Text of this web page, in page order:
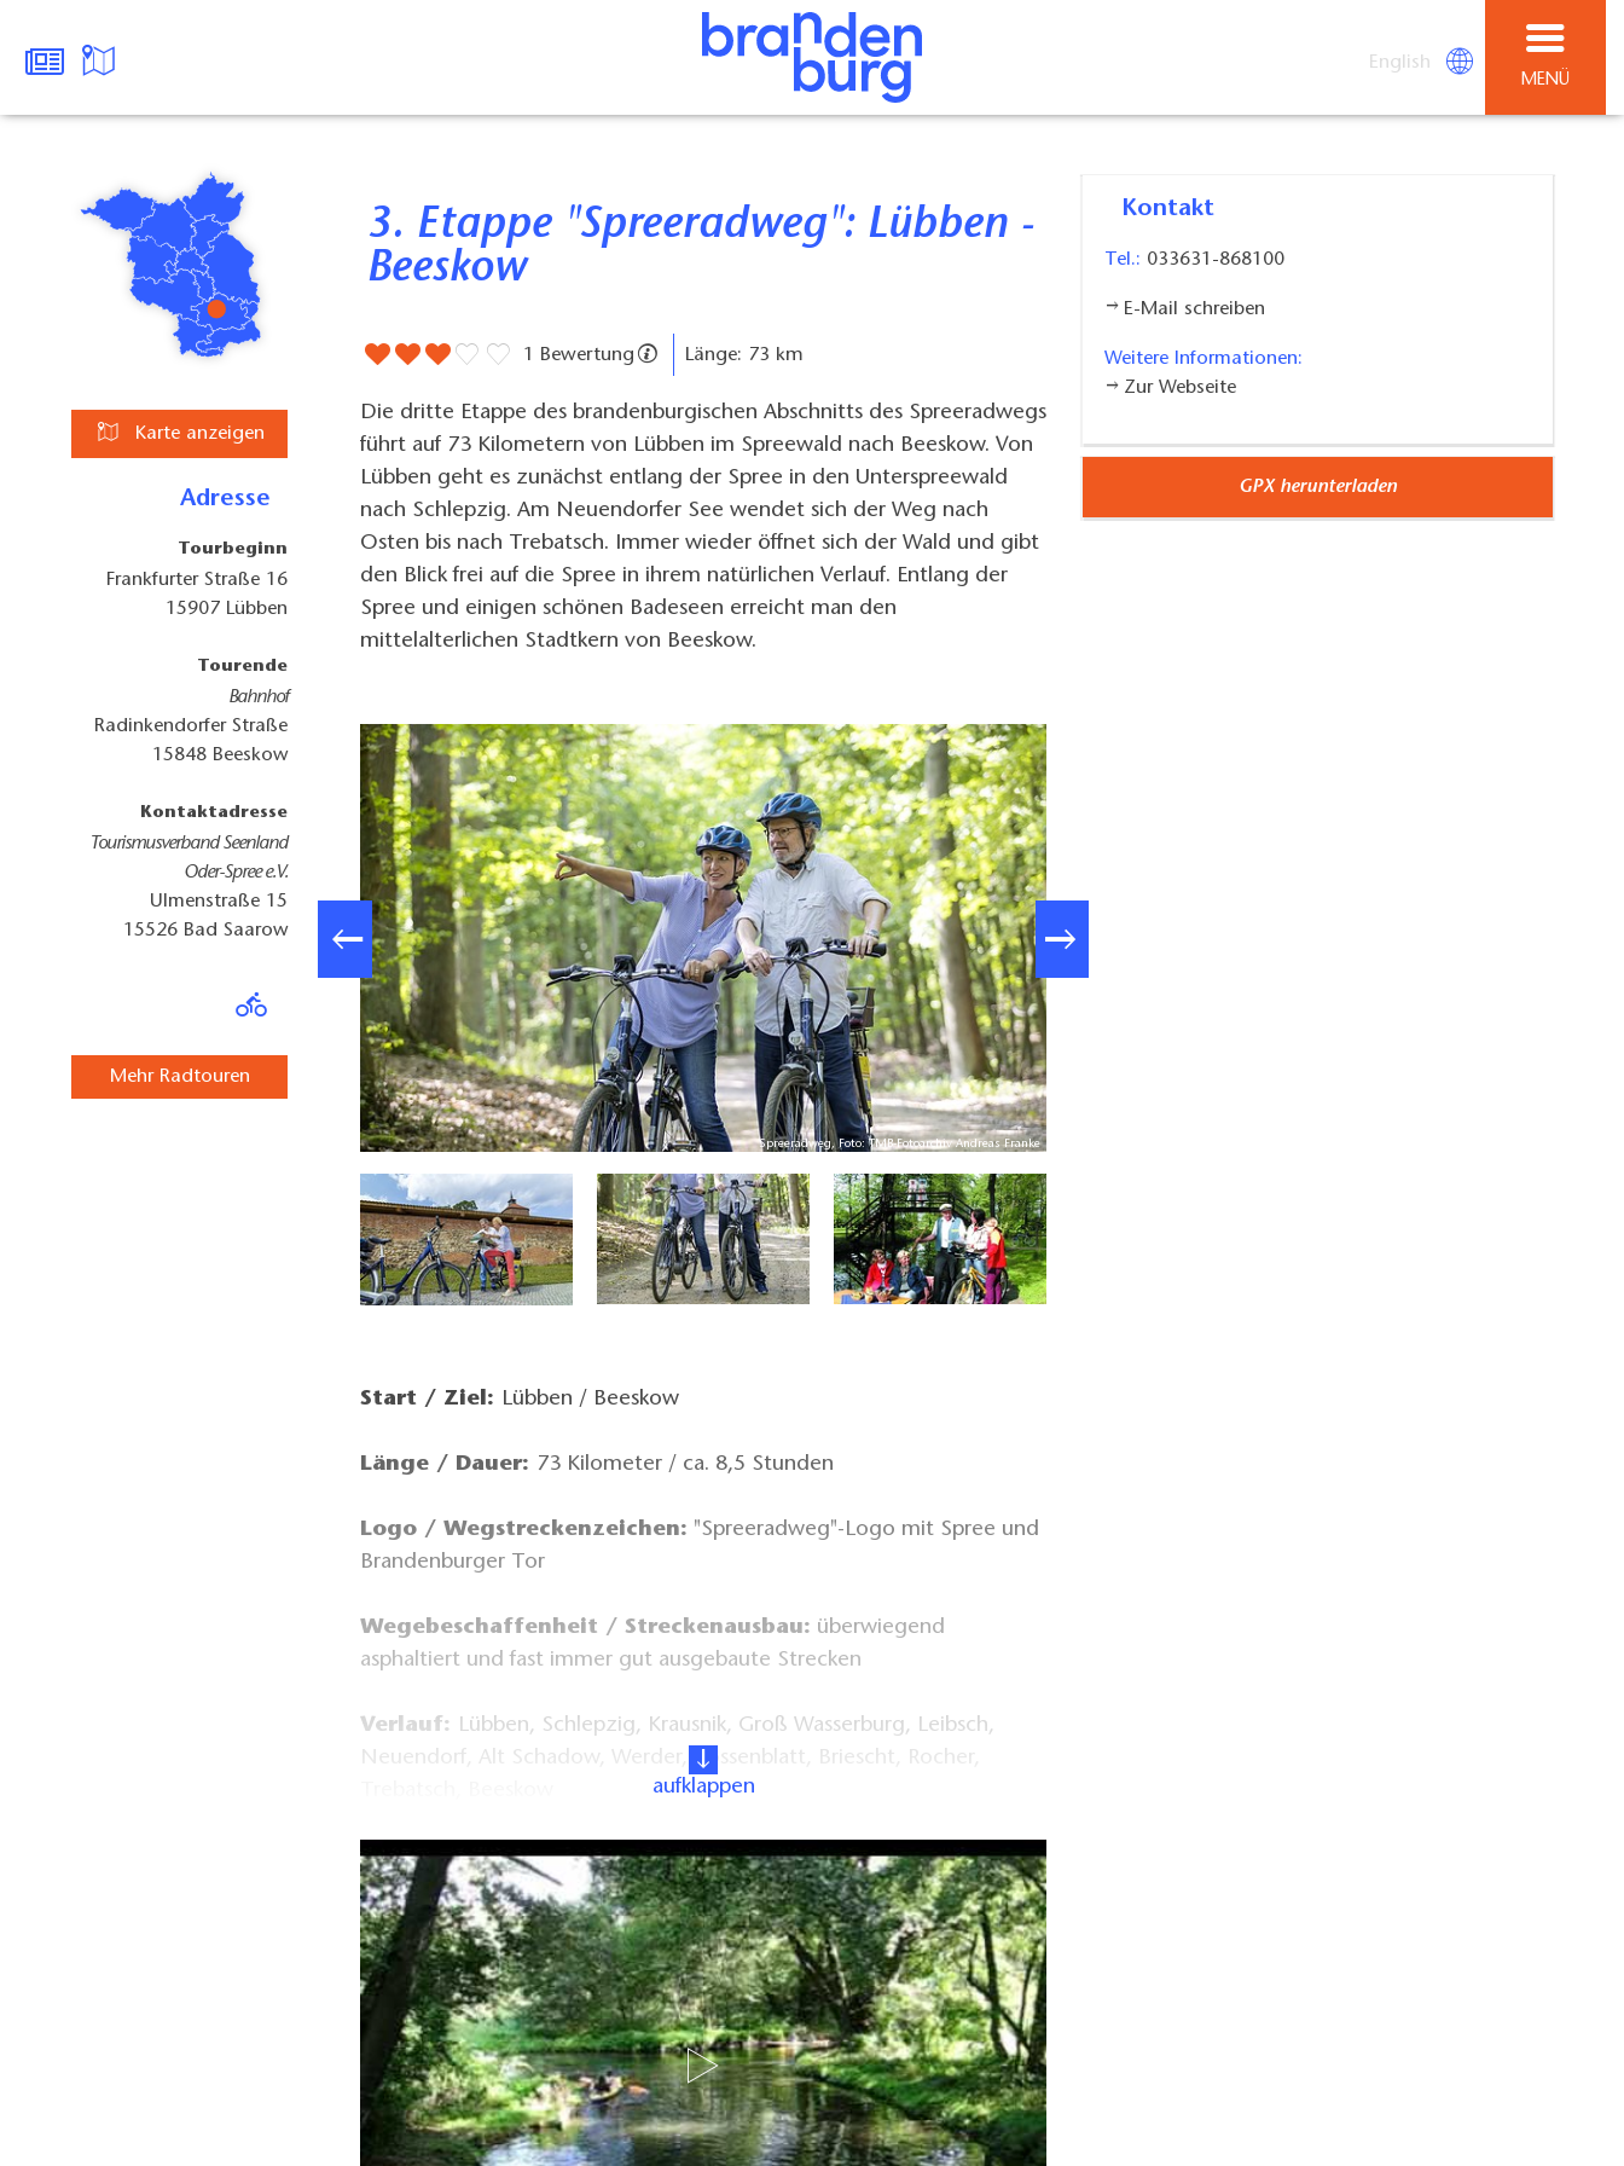
English
MENÜ
Karte anzeigen
Adresse
Tourbeginn
Frankfurter Straße 16
15907 Lübben
Tourende
Bahnhof
Radinkendorfer Straße
15848 Beeskow
Kontaktadresse
Tourismusverband Seenland
Oder-Spree e.V.
Ulmenstraße 15
15526 Bad Saarow
Mehr Radtouren
3. Etappe "Spreeradweg": Lübben -
Beeskow
1 Bewertung Länge: 73 km
Die dritte Etappe des brandenburgischen Abschnitts des Spreeradwegs
führt auf 73 Kilometern von Lübben im Spreewald nach Beeskow. Von
Lübben geht es zunächst entlang der Spree in den Unterspreewald
nach Schlepzig. Am Neuendorfer See wendet sich der Weg nach
Osten bis nach Trebatsch. Immer wieder öffnet sich der Wald und gibt
den Blick frei auf die Spree in ihrem natürlichen Verlauf. Entlang der
Spree und einigen schönen Badeseen erreicht man den
mittelalterlichen Stadtkern von Beeskow.
Spreeradweg, Foto: TMB-Fotoarchiv Andreas Franke
Start / Ziel: Lübben / Beeskow
Länge / Dauer: 73 Kilometer / ca. 8,5 Stunden
Logo / Wegstreckenzeichen: "Spreeradweg"-Logo mit Spree und
Brandenburger Tor
Wegebeschaffenheit / Streckenausbau: überwiegend
asphaltiert und fast immer gut ausgebaute Strecken
Verlauf: Lübben, Schlepzig, Krausnik, Groß Wasserburg, Leibsch,
Neuendorf, Alt Schadow, Werder, Kossenblatt, Briescht, Rocher,
An-/Abreise:
Anreise:RE2 (Cottbus) bis Lübben
Abreise:ab Beeskow mit RB36 nach Königs Wusterhausen oder
Frankfurt (Oder)
Wegbeschreibung
aufklappen
Kontakt
Tel.: 033631-868100
E-Mail schreiben
Weitere Informationen:
Zur Webseite
GPX herunterladen